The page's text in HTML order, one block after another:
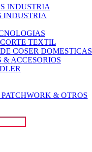
INDUSTRIA
INDUSTRIA
TEXTIL
COSER DOMESTICAS
& ACCESORIOS
& OTROS